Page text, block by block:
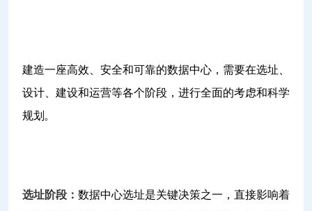
建造一座高效、安全和可靠的数据中心，需要在选址、
设计、建设和运营等各个阶段，进行全面的考虑和科学
规划。
选址阶段：数据中心选址是关键决策之一，直接影响着